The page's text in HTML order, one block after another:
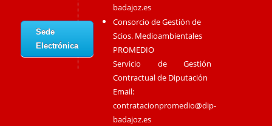
Sede
Electrónica
badajoz.es
Consorcio de Gestión de
Scios. Medioambientales
PROMEDIO
Servicio de Gestión
Contractual de Diputación
Email:
contratacionpromedio@dip-
badajoz.es